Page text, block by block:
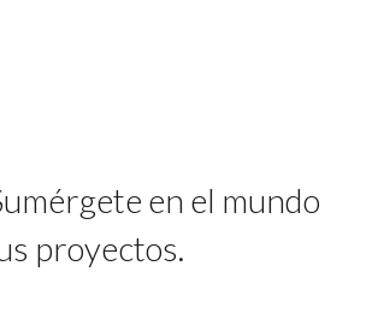
en el mundo
proyectos.